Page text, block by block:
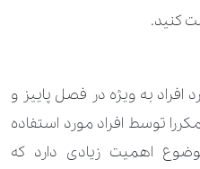
350.000 تومان 840.000 تومان
کنید.
افراد به ویژه در فصل پاییز و
توسط افراد مورد استفاده
اهمیت زیادی دارد که